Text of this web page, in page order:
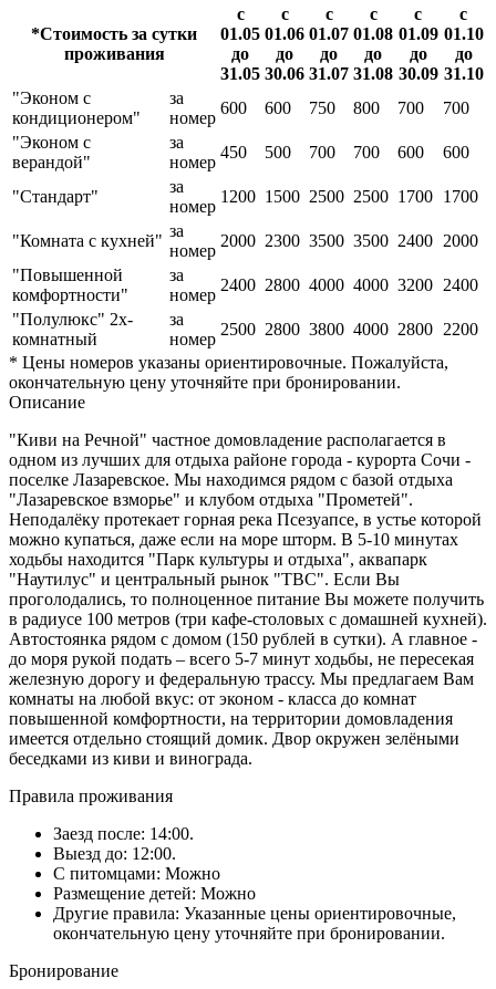
*Стоимость за сутки
проживания
с
01.05
до
31.05
с
01.06
до
30.06
с
01.07
до
31.07
с
01.08
до
31.08
с
01.09
до
30.09
с
01.10
до
31.10
"Эконом с
кондиционером"
за
номер
600 600 750 800 700
700
"Эконом с
верандой"
за
номер
450 500 700 700 600 600
"Стандарт"
за
номер
1200 1500 2500 2500 1700 1700
"Комната с кухней"
за
номер
2000 2300 3500 3500 2400 2000
"Повышенной
комфортности"
за
номер
2400 2800 4000 4000 3200 2400
"Полулюкс" 2х-
комнатный
за
номер
2500 2800 3800 4000 2800 2200
* Цены номеров указаны ориентировочные. Пожалуйста,
окончательную цену уточняйте при бронировании.
Описание
"Киви на Речной" частное домовладение располагается в
одном из лучших для отдыха районе города - курорта Сочи -
поселке Лазаревское. Мы находимся рядом с базой отдыха
"Лазаревское взморье" и клубом отдыха "Прометей".
Неподалёку протекает горная река Псезуапсе, в устье которой
можно купаться, даже если на море шторм. В 5-10 минутах
ходьбы находится "Парк культуры и отдыха", аквапарк
"Наутилус" и центральный рынок "ТВС". Если Вы
проголодались, то полноценное питание Вы можете получить
в радиусе 100 метров (три кафе-столовых с домашней кухней).
Автостоянка рядом с домом (150 рублей в сутки). А главное -
до моря рукой подать – всего 5-7 минут ходьбы, не пересекая
железную дорогу и федеральную трассу. Мы предлагаем Вам
комнаты на любой вкус: от эконом - класса до комнат
повышенной комфортности, на территории домовладения
имеется отдельно стоящий домик. Двор окружен зелёными
беседками из киви и винограда.
Правила проживания
Заезд после: 14:00.
Выезд до: 12:00.
С питомцами: Можно
Размещение детей: Можно
Другие правила: Указанные цены ориентировочные,
окончательную цену уточняйте при бронировании.
Бронирование